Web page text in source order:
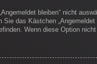
bleiben“ nicht
das Kästchen
Wenn diese Option